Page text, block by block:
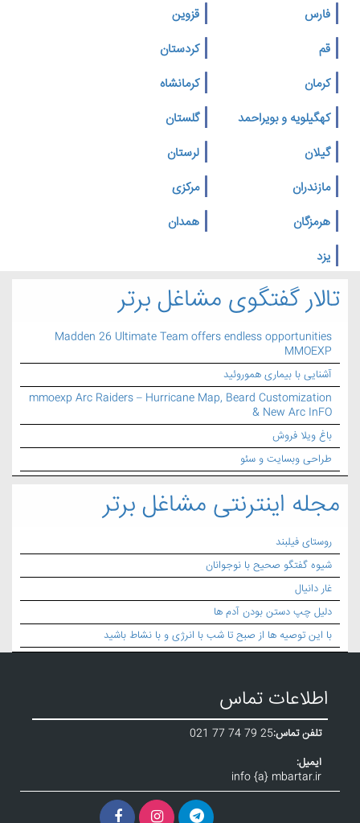
فارس
قزوین
قم
کردستان
کرمان
کرمانشاه
کهگیلویه و بویراحمد
گلستان
گیلان
لرستان
مازندران
مرکزی
هرمزگان
همدان
یزد
تالار گفتگوی مشاغل برتر
Madden 26 Ultimate Team offers endless opportunities
MMOEXP
آشنایی با بیماری هموروئید
mmoexp Arc Raiders – Hurricane Map, Beard Customization
& New Arc InFO
باغ ویلا فروش
طراحی وبسایت و سئو
مجله اینترنتی مشاغل برتر
روستای فیلبند
شیوه گفتگو صحیح با نوجوانان
غار دانیال
دلیل چپ دستن بودن آدم ها
با این توصیه ها از صبح تا شب با انرژی و با نشاط باشید
اطلاعات تماس
تلفن تماس:021 77 74 79 25
ایمیل:
info {a} mbartar.ir